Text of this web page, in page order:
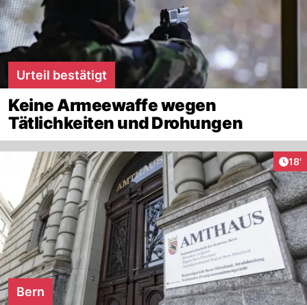
Urteil bestätigt
Keine Armeewaffe wegen
Tätlichkeiten und Drohungen
18'
Bern